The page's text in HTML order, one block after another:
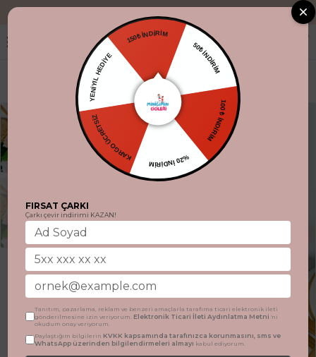
"Aynı gün
150₺ İNDİRİM
50₺ İNDİRİM
100 ₺ İNDİRİM
%20 İNDİRİM
KARGO ÜCRETSİZ
YENİYIL HEDİYE
FIRSAT ÇARKI
Çarkı çevir indirimi KAZAN!
Tanıtım, pazarlama, reklam ve benzeri amaçlarla tarafıma ticari elektronik ileti
gönderilmesine izin veriyorum. Elektronik Ticari İleti Aydınlatma Metni 'ni
okudum onay veriyorum.
Paylaştığım bilgilerin KVKK kapsamında tarafınızca korunmasını, sms ve
WhatsApp üzerinden bilgilendirmeleri almayı kabul ediyorum.